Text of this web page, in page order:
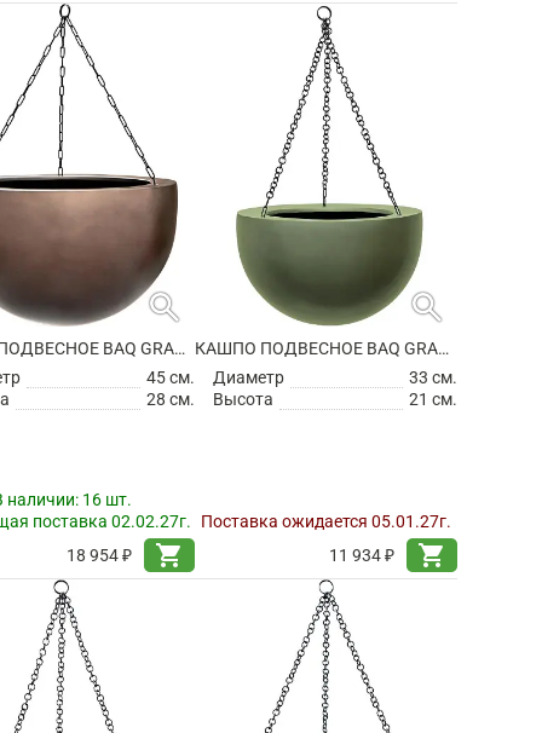
search
КАШПО ПОДВЕСНОЕ BAQ GRADIENT HANGING BOWL MATT COFFEE
45 см.
28 см.
наличии: 16 шт.
поставка 02.02.27г.
18 954 ₽
shopping_cart
search
КАШПО ПОДВЕСНОЕ BAQ GRADIENT HANGING BOWL MATT FOREST GREEN
Диаметр
33 см.
Высота
21 см.
Поставка ожидается 05.01.27г.
11 934 ₽
shopping_cart